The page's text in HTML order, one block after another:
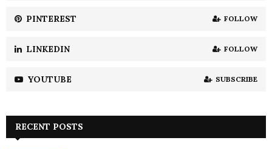
PINTEREST FOLLOW
LINKEDIN FOLLOW
YOUTUBE SUBSCRIBE
RECENT POSTS